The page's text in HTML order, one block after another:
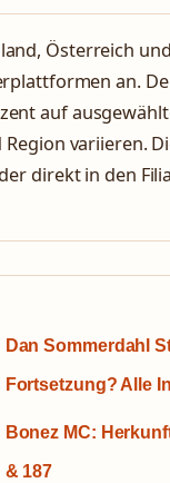
Österreich
an.
auf
variieren.
direkt in den
Dan Sommerdahl
Fortsetzung? Alle
Bonez MC:
& 187